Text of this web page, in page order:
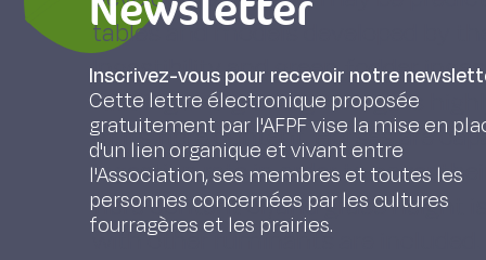
tables and models developed by
Ingestibility and green fodder
feeding and grazing. Forage is
of its fibre content. Horses are
ingestion rate in order to cover
fibre content or/and grass height
with other ruminants are included.
Inscrivez-vous pour recevoir notre
Cette lettre électronique proposée
gratuitement par l'AFPF vise la mise en
d'un lien organique et vivant entre
l'Association, ses membres et toutes les
personnes concernées par les cultures
fourragères et les prairies.